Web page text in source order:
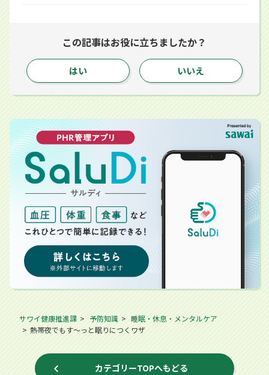
この記事はお役に立ちましたか？
はい いいえ
サワイ健康推進課 予防知識
睡眠・休息・メンタルケア
熱帯夜でもす～っと眠りにつくワザ
カテゴリーTOPへもどる